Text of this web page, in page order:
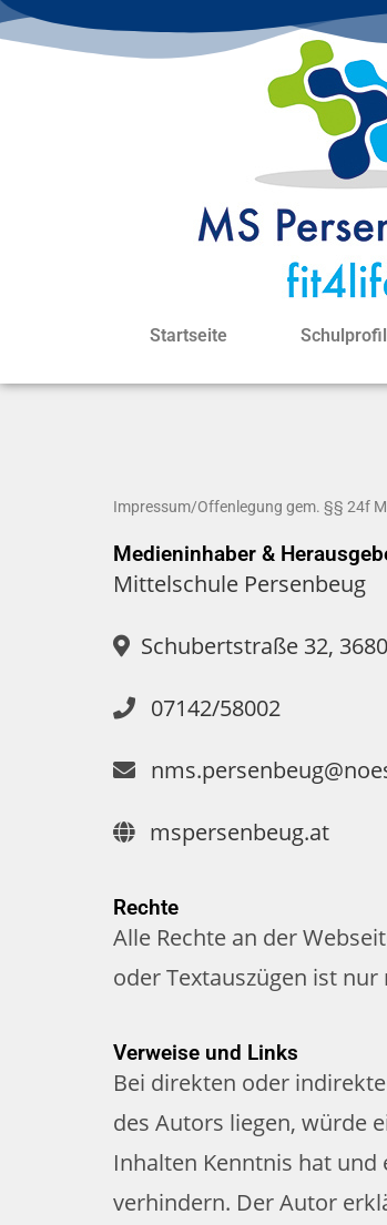
Startseite Schulprofil
Impressum/Offenlegung gem. §§ 24f
Medieninhaber &
Mittelschule Persenbeug
Schubertstraße 32,
07142/58002
mspersenbeug.at
Rechte
Alle Rechte an der
oder Textauszügen ist
Verweise und Links
Bei direkten oder
des Autors liegen, würde
Inhalten Kenntnis hat
verhindern. Der Autor